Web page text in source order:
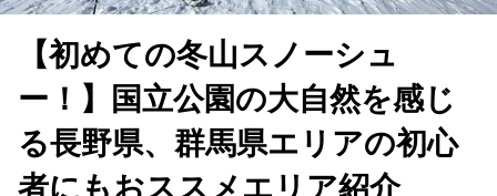
【初めての冬山スノーシュ
ー！】国立公園の大自然を感じ
る長野県、群馬県エリアの初心
者にもおススメエリア紹介